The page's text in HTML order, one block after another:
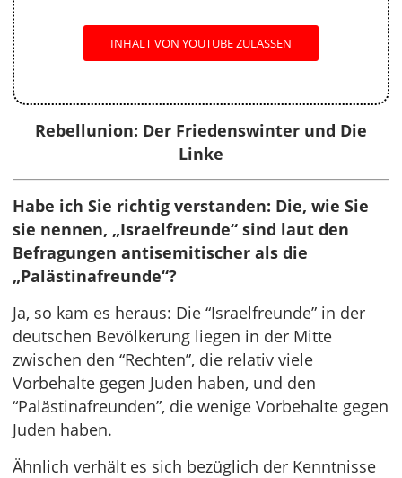
INHALT VON YOUTUBE ZULASSEN
Rebellunion: Der Friedenswinter und Die
Linke
Habe ich Sie richtig verstanden: Die, wie Sie
sie nennen, „Israelfreunde“ sind laut den
Befragungen antisemitischer als die
„Palästinafreunde“?
Ja, so kam es heraus: Die “Israelfreunde” in der
deutschen Bevölkerung liegen in der Mitte
zwischen den “Rechten”, die relativ viele
Vorbehalte gegen Juden haben, und den
“Palästinafreunden”, die wenige Vorbehalte gegen
Juden haben.
Ähnlich verhält es sich bezüglich der Kenntnisse